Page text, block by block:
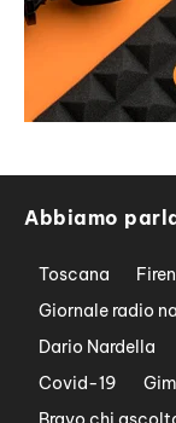
Abbiamo
Toscana
Giornale radio
Dario Nardella
Covid-19